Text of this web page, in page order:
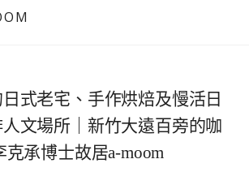
式老宅、手作烘焙及慢活日
文場所｜新竹大遠百旁的咖
承博士故居a-moom